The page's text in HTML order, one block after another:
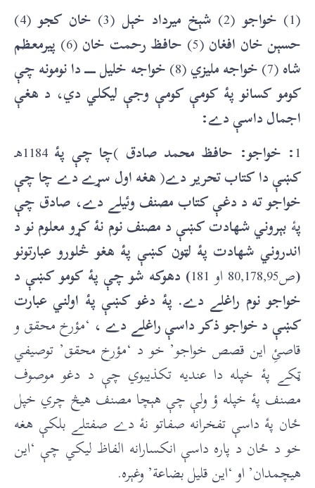
(1) خواجو (2) شېخ ميرداد خېل (3) خان کجو(4)
حسېن خان افغان(5) حافظ رحمت خان(6) پيرمعظم
شاه(7) خواجه مليزي(8)
خواجه خليل ــــ دا نومونه چې
کومو کسانو پۀ کومې کومې وجې ليکلي دي، د هغې
اجمال داسې دے:
1: خواجو: حافظ محمد صادق )چا چې پۀ 1184هـ
کښې دا کتاب تحرير دے(هغه اول سړے دے چا چې
خواجو ته د دغې کتاب مصنف وئيلے دے، صادق چې
پۀبېروني شهادت کښې د مصنف نوم نۀ کړو معلوم نو د
اندروني شهادت پۀ لټون کښې پۀ هغو څلورو عبارتونو
(ص80,178,95 او 181
) دهوکه شو چې پۀ کومو کښې د
خواجو نوم راغلے دے. پۀ دغو کښې پۀ اولني عبارت
کښې د خواجو ذکر داسې راغلے دے ، ‘مؤرخ محقق و
قاصئِ این قصص خواجو’ خو د ‘مؤرخ محقق’ توصيفي
ټکے پۀ خپله دا عنديه تکذيبوي چې د دغو موصوف
مصنف پۀ خپله ؤ ولې چې هېچا مصنف هيڅ چري خپل
ځان پۀ داسې تفخرانه صفاتو نۀ دے صفتلے بلکې هغه
خو د ځان د پاره داسې انکسارانه الفاظ ليکي چې ‘اين
هيچمدان’ او ‘اين قليل بضاعة’ وغېره.